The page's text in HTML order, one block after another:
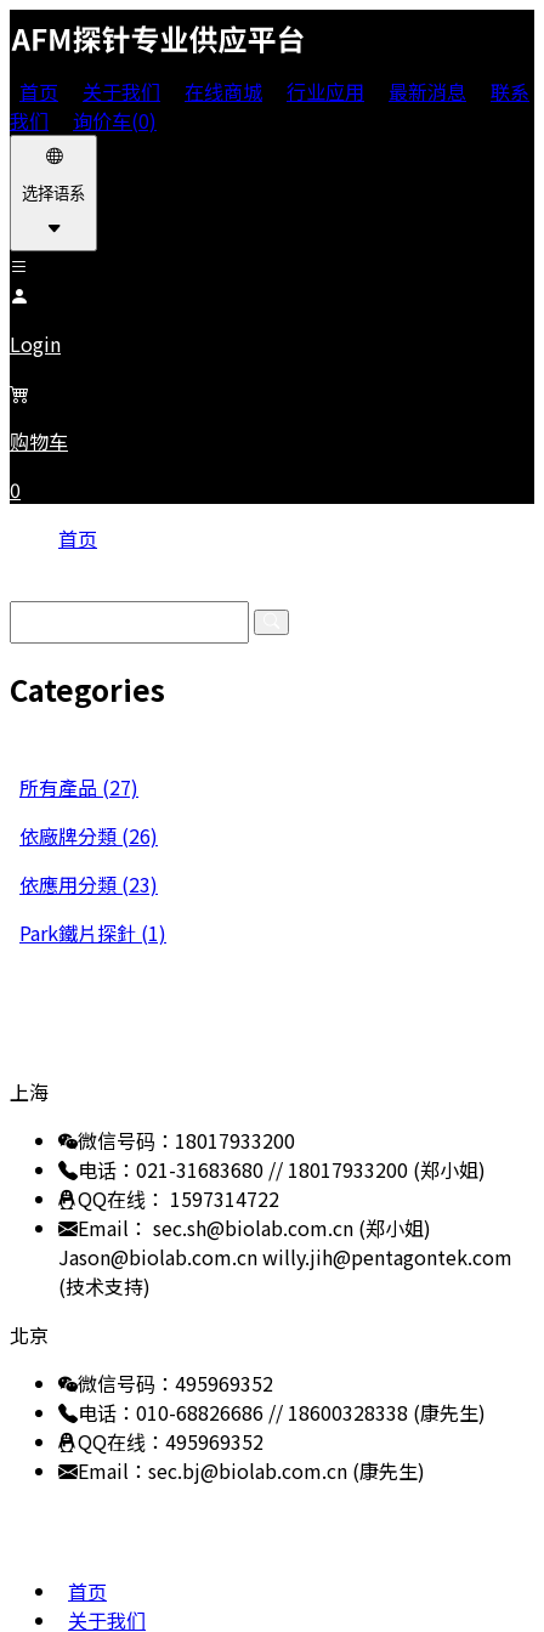
首页 关于我们 在线商城 行业应用 最新消息
联系
我们
询价车(0)
选择语系
Login
购物车
0
首页
Categories
所有產品 (27)
依廠牌分類 (26)
依應用分類 (23)
Park鐵片探針 (1)
上海
微信号码：18017933200
电话：021-31683680 // 18017933200 (郑小姐)
QQ在线： 1597314722
Email： sec.sh@biolab.com.cn (郑小姐)
Jason@biolab.com.cnwilly.jih@pentagontek.com
(技术支持)
北京
微信号码：495969352
电话：010-68826686 // 18600328338 (康先生)
QQ在线：495969352
Email：sec.bj@biolab.com.cn (康先生)
首页
关于我们